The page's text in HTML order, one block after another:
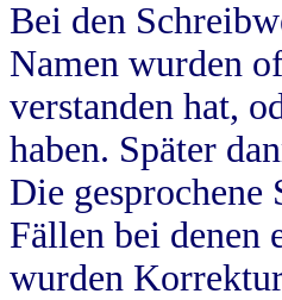
Bei den
Namen wurden
verstanden hat,
haben. Später
Die
Fällen bei denen
wurden